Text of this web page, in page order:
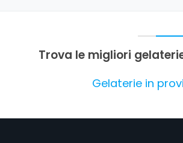
Trova le migliori
Gelaterie in